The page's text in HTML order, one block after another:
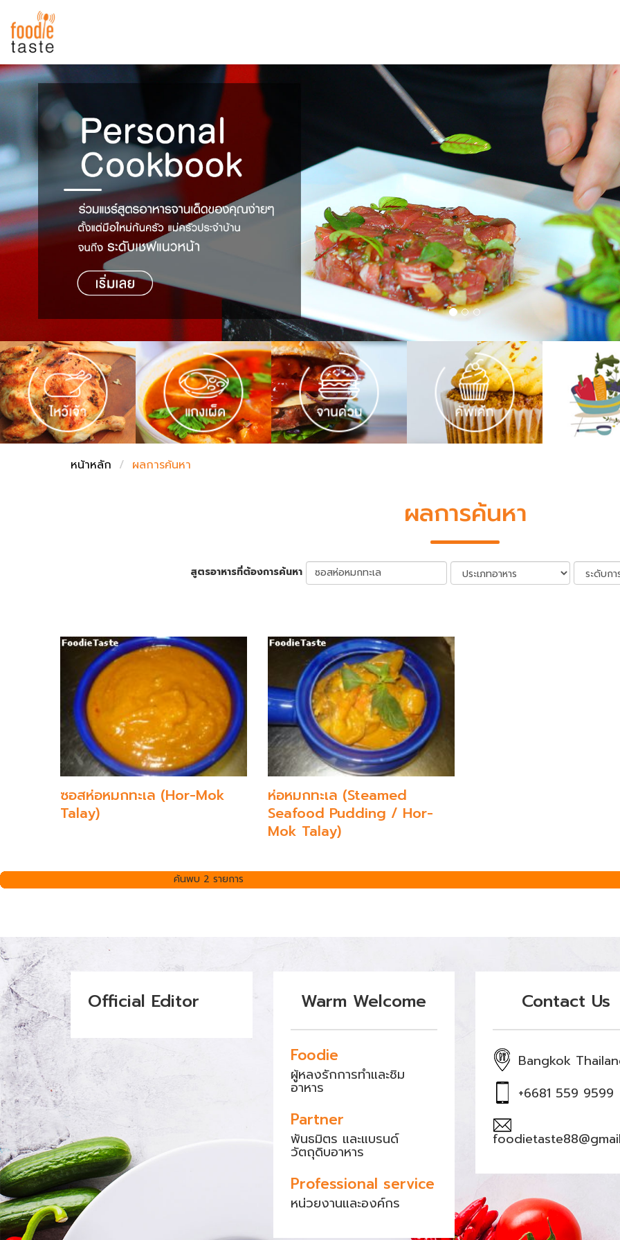
สูตรอาหาร
สูตรอาหารล่าสุด
Top Foodie
พาไปชิม
สารพันก้นครัว
เคล็ดลับน่ารู้
เปรียบเทียบหน่วยการตวง
เปรียบเทียบอุณหภูมิ
เปรียบเทียบน้ำหนักวัตถุดิบ
ชั่งตวงเนย
FoodPedia
สร้าง Cookbook
หน้าหลัก ผลการค้นหา
ผลการค้นหา
สูตรอาหารที่ต้องการค้นหา
ซอสห่อหมกทะเล (Hor-Mok
Talay)
ห่อหมกทะเล (Steamed
Seafood Pudding / Hor-
Mok Talay)
ค้นพบ 2 รายการ
Official Editor Warm Welcome
Foodie
ผู้หลงรักการทำและชิม
อาหาร
Partner
พันธมิตร และแบรนด์
วัตถุดิบอาหาร
Professional service
หน่วยงานและองค์กร
Contact Us
Bangkok
+6681 559 9599